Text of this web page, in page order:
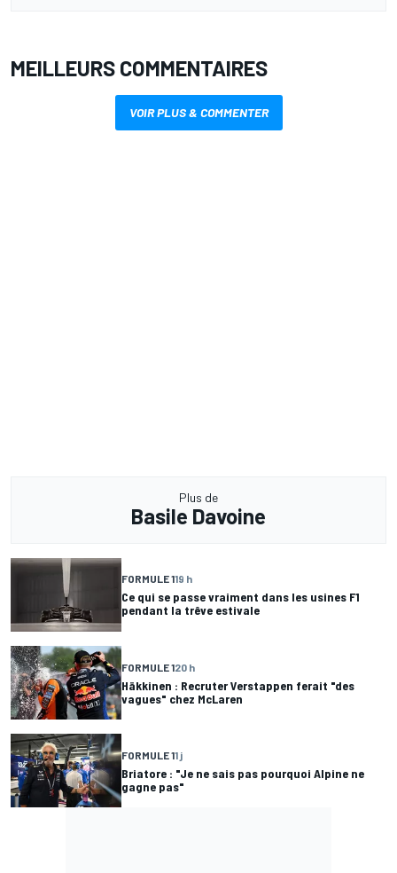
MEILLEURS COMMENTAIRES
VOIR PLUS & COMMENTER
Plus de
Basile Davoine
FORMULE 119 h
Ce qui se passe vraiment dans les usines F1
pendant la trêve estivale
FORMULE 120 h
Häkkinen : Recruter Verstappen ferait "des
vagues" chez McLaren
FORMULE 11 j
Briatore : "Je ne sais pas pourquoi Alpine ne
gagne pas"